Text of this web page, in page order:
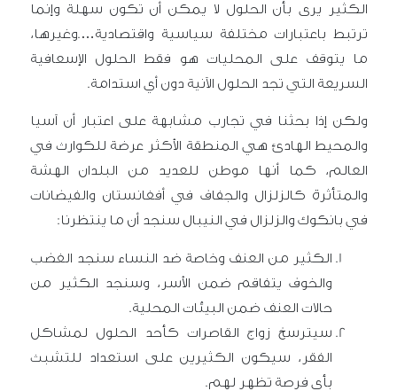
الكثير يرى بأن الحلول لا يمكن أن تكون سهلة وإنما
ترتبط باعتبارات مختلفة سياسية واقتصادية….وغيرها،
ما يتوقف على المحليات هو فقط الحلول الإسعافية
السريعة التي تجد الحلول الآنية دون أي استدامة.
ولكن إذا بحثنا في تجارب مشابهة على اعتبار أن آسيا
والمحيط الهادئ هي المنطقة الأكثر عرضة للكوارث في
العالم، كما أنها موطن للعديد من البلدان الهشة
والمتأثرة كالزلزال والجفاف في أفغانستان والفيضانات
في بانكوك والزلزال في النيبال سنجد أن ما ينتظرنا:
الكثير من العنف وخاصة ضد النساء سنجد الغضب
والخوف يتفاقم ضمن الأسر، وسنجد الكثير من
حالات العنف ضمن البيئات المحلية.
سيترسخ زواج القاصرات كأحد الحلول لمشاكل
الفقر، سيكون الكثيرين على استعداد للتشبث
بأي فرصة تظهر لهم.